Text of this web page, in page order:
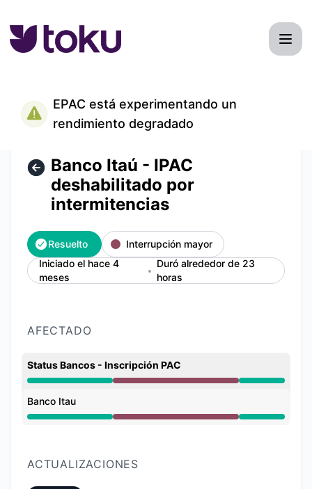
EPAC está experimentando un
rendimiento degradado
Banco Itaú - IPAC
deshabilitado por
intermitencias
Resuelto
Interrupción mayor
Iniciado el hace 4
meses
Duró alrededor de 23
horas
AFECTADO
Status Bancos - Inscripción PAC
Interrupción mayor de 4:00 PM a 3:22 PM
Banco Itau
Interrupción mayor de 4:00 PM a 3:22 PM
ACTUALIZACIONES